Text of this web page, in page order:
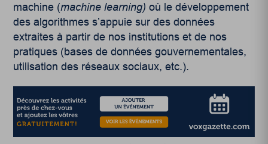
machine (machine learning) où le développement
des algorithmes s’appuie sur des données
extraites à partir de nos institutions et de nos
pratiques (bases de données gouvernementales,
utilisation des réseaux sociaux, etc.).